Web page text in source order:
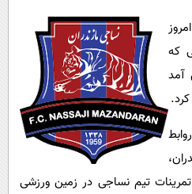
سلامت
فرهنگی
بین الملل
اجتماعی
وحش
که
آمد
تیم نساجی در زمین ورزشی